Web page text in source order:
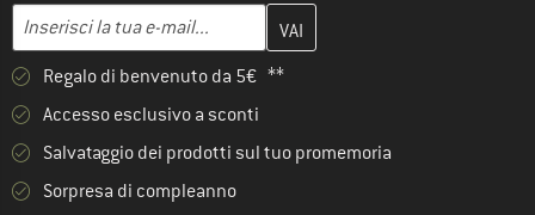
Indirizzo e-mail
Inserisci qui il tuo indirizzo e-mail e crea il tuo account cliente
Regalo di benvenuto da 5€ **
Accesso esclusivo a sconti
Salvataggio dei prodotti sul tuo promemoria
Sorpresa di compleanno